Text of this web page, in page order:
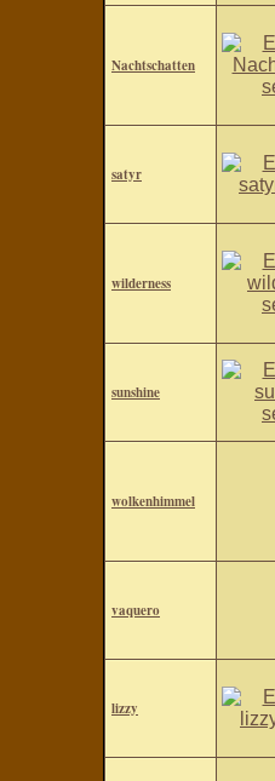
Nachtschatten
satyr
wilderness
sunshine
wolkenhimmel
vaquero
lizzy